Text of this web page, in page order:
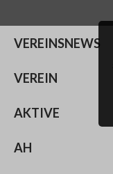
to
content
VEREINSNEWS
VEREIN
AKTIVE
AH